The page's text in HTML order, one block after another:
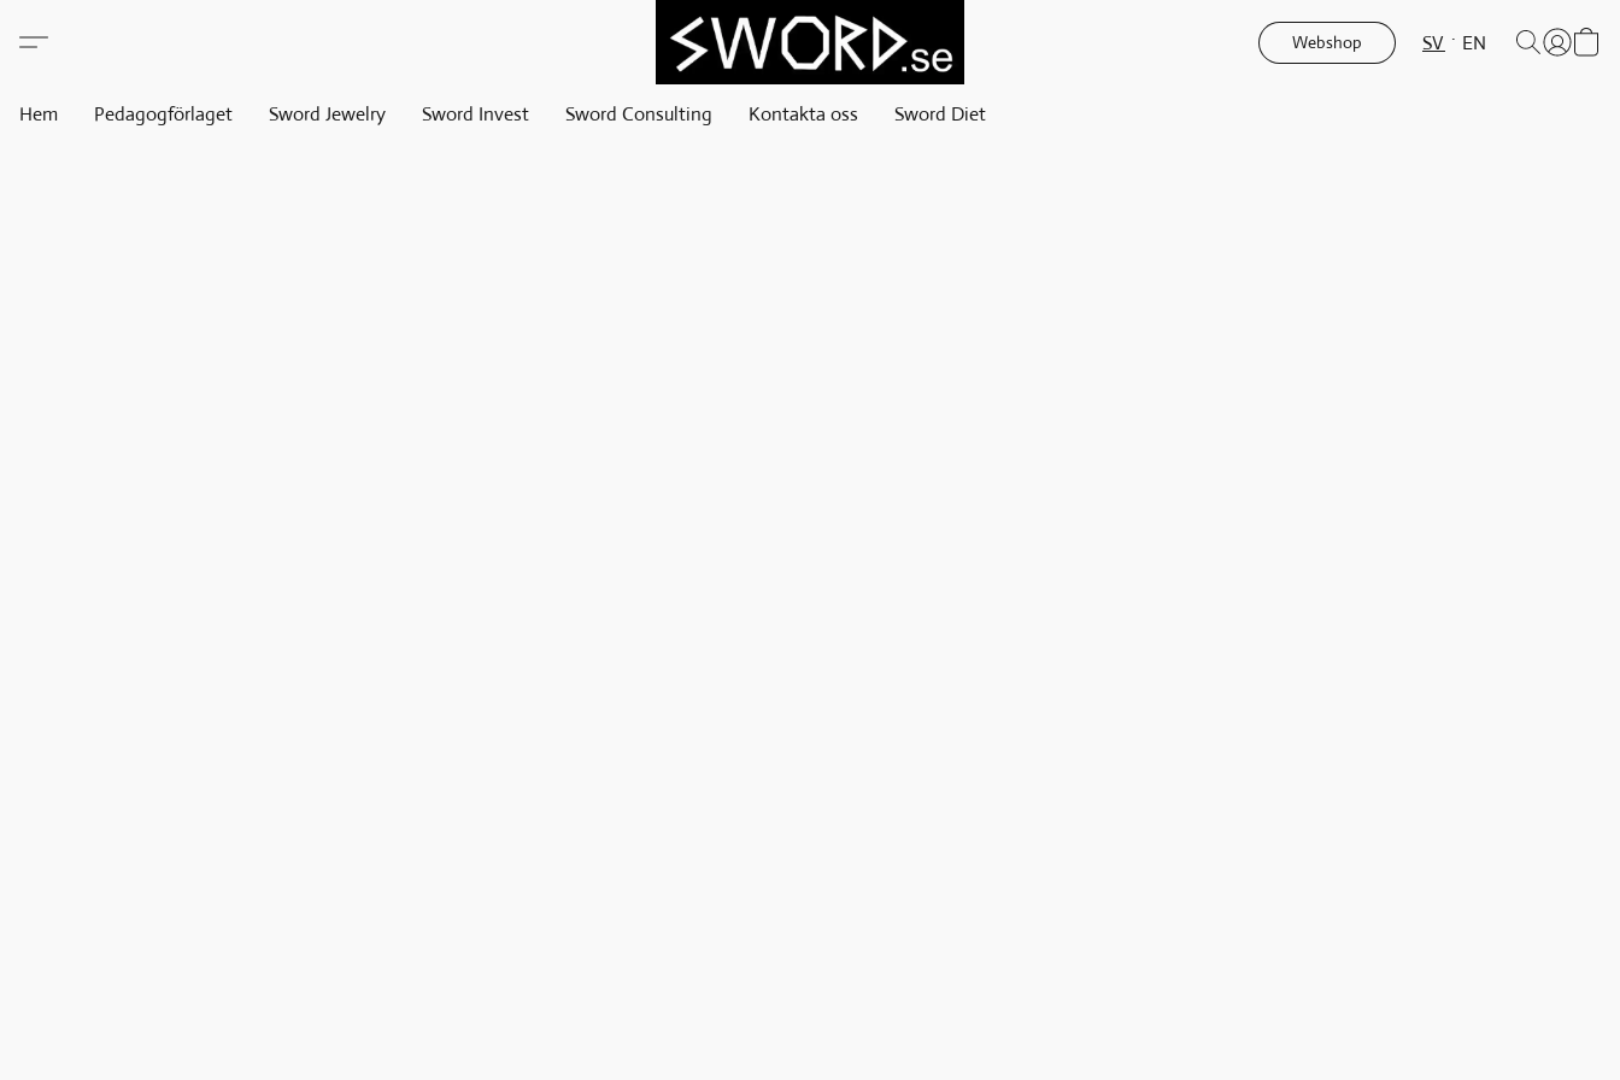
Webshop SV EN
Hem Pedagogförlaget Sword Jewelry Sword Invest Sword Consulting Kontakta oss Sword Diet